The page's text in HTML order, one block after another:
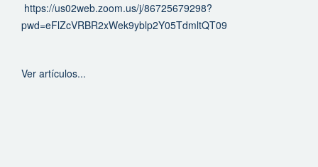
https://us02web.zoom.us/j/86725679298?
pwd=eFlZcVRBR2xWek9yblp2Y05TdmltQT09
Ver artículos...